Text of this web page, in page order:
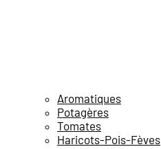
Aromatiques
Potagères
Tomates
Haricots-Pois-Fèves